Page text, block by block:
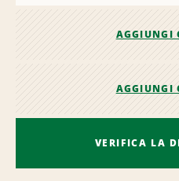
AGGIUNGI
AGGIUNGI
VERIFICA LA